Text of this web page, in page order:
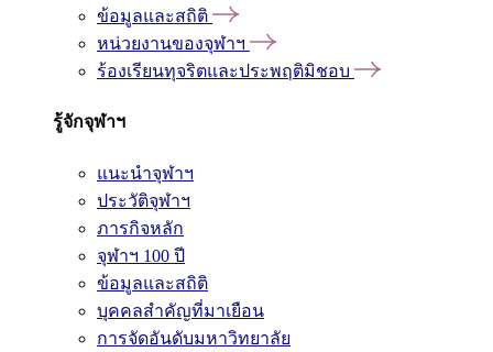
ข้อมูลและสถิติ
หน่วยงานของจุฬาฯ
ร้องเรียนทุจริตและประพฤติมิชอบ
รู้จักจุฬาฯ
แนะนำจุฬาฯ
ประวัติจุฬาฯ
ภารกิจหลัก
จุฬาฯ 100 ปี
ข้อมูลและสถิติ
บุคคลสำคัญที่มาเยือน
การจัดอันดับมหาวิทยาลัย